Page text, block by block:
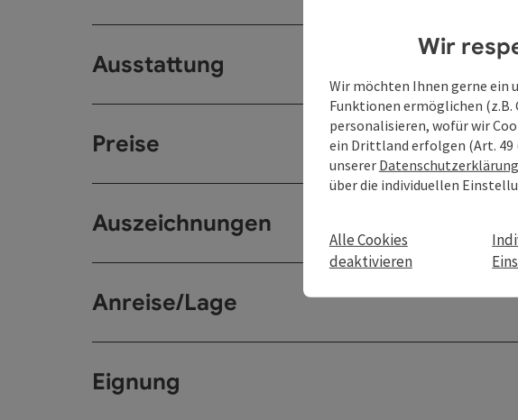
Ausstattung
Preise
Auszeichnungen
Anreise/Lage
Eignung
Wir
Wir möchten Ihnen gerne ein
Funktionen ermöglichen
personalisieren, wofür wir
ein Drittland erfolgen (Art. 49
unserer Datenschutzerklärung
über die individuellen
Alle Cookies
deaktivieren